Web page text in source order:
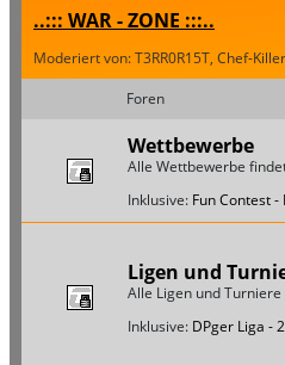
..::: WAR - ZONE :::..
Moderiert von: T3RR0R15T, Chef-Killer
Foren
Wettbewerbe
Alle Wettbewerbe
Inklusive: Fun Contest -
Ligen und
Alle Ligen und
Inklusive: DPger Liga -